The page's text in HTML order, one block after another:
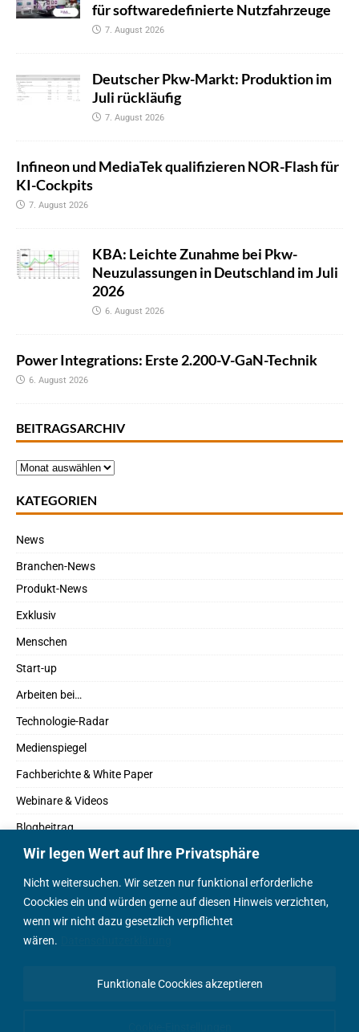
Wir legen Wert auf Ihre Privatsphäre
Nicht weitersuchen. Wir setzen nur funktional erforderliche
Coockies ein und würden gerne auf diesen Hinweis verzichten,
wenn wir nicht dazu gesetzlich verpflichtet
wären.
Funktionale Coockies akzeptieren
für softwaredefinierte Nutzfahrzeuge
7. August 2026
Deutscher Pkw-Markt: Produktion im
Juli rückläufig
7. August 2026
Infineon und MediaTek qualifizieren NOR-Flash für
KI-Cockpits
7. August 2026
KBA: Leichte Zunahme bei Pkw-
Neuzulassungen in Deutschland im Juli
2026
6. August 2026
Power Integrations: Erste 2.200-V-GaN-Technik
6. August 2026
BEITRAGSARCHIV
KATEGORIEN
News
Branchen-News
Produkt-News
Exklusiv
Menschen
Start-up
Arbeiten bei…
Technologie-Radar
Medienspiegel
Fachberichte & White Paper
Webinare & Videos
Blogbeitrag
Fachbücher
Marktreport
Podcasts
Positionspapier
English Content